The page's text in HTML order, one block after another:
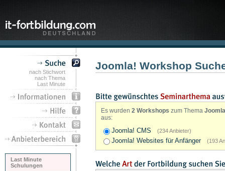
nach Stichwort
nach Thema
Last Minute
Last Minute
Schulungen
Joomla! Workshop
Es wurden 2 Workshops zum Thema
aus:
Joomla! CMS (234 Anbieter)
Joomla! Websites für Anfänger (193